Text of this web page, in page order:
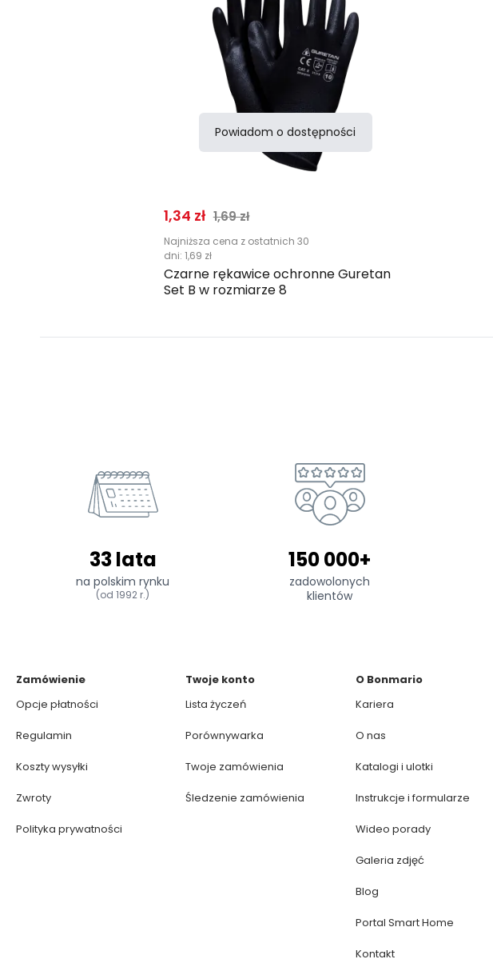
Powiadom o dostępności
Cena promocyjna
1,34 zł Normalna cena
1,69 zł
Najniższa cena z ostatnich 30
dni: 1,69 zł
Czarne rękawice ochronne Guretan
Set B w rozmiarze 8
33 lata
na polskim rynku
(od 1992 r.)
150 000+
zadowolonych
klientów
Zamówienie
Opcje płatności
Regulamin
Koszty wysyłki
Zwroty
Polityka prywatności
Twoje konto
Lista życzeń
Porównywarka
Twoje zamówienia
Śledzenie zamówienia
O Bonmario
Kariera
O nas
Katalogi i ulotki
Instrukcje i formularze
Wideo porady
Galeria zdjęć
Blog
Portal Smart Home
Kontakt